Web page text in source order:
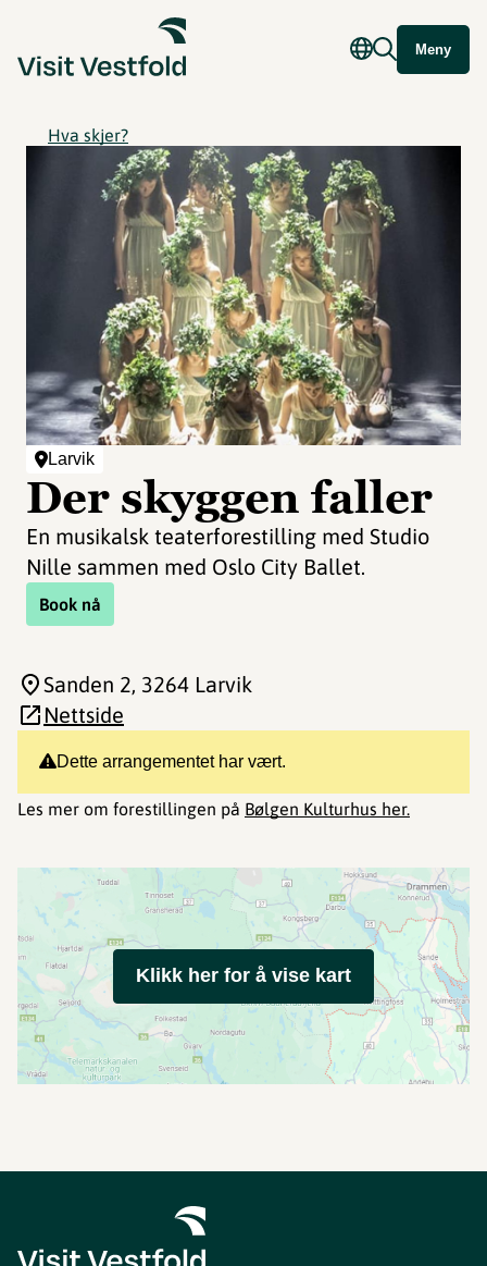
Meny
Hva skjer?
Larvik
Der skyggen faller
En musikalsk teaterforestilling med Studio
Nille sammen med Oslo City Ballet.
Book nå
Dette arrangementet har vært.
Les mer om forestillingen på Bølgen Kulturhus her.
Sanden 2, 3264 Larvik
Nettside
Klikk her for å vise kart